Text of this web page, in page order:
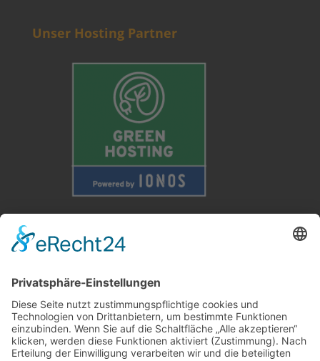
Unser Hosting Partner
Weitere Informationen
Kontakt
Newsletter
FAQ